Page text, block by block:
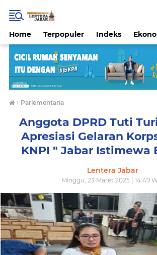
Home Terpopuler Indeks
› Parlementaria
Anggota DPRD Tuti
Apresiasi Gelaran
KNPI " Jabar Istimewa
Lentera Jabar
Minggu, 23 Maret 2025 | 14:49